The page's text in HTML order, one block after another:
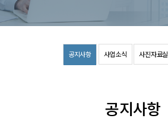
공지사항 사업소식 사진자료실
공지사항